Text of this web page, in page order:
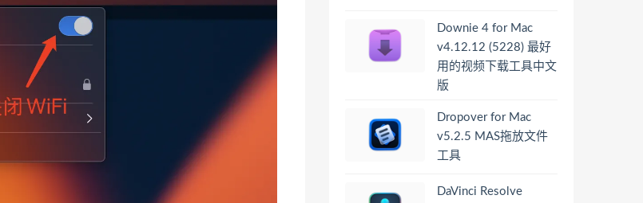
Downie 4 for Mac
v4.12.12 (5228) 最好
用的视频下载工具中文
版
Dropover for Mac
v5.2.5 MAS拖放文件
工具
DaVinci Resolve